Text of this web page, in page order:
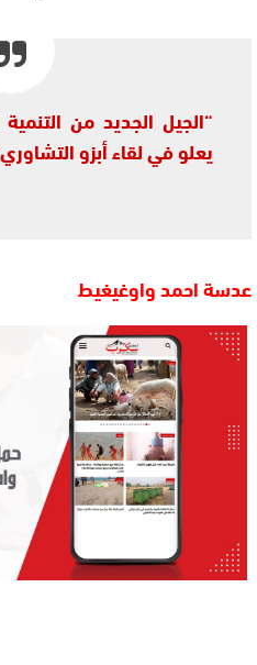
“الجيل الجديد من
يعلو في لقاء أبزو
عدسة احمد واوغيغيط